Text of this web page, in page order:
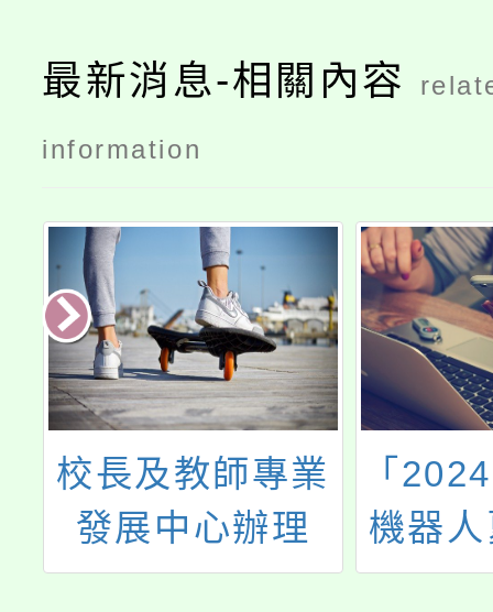
最新消息-相關內容
information
校長及教師專業
發展中心辦理
「專業回饋人才
「
機器